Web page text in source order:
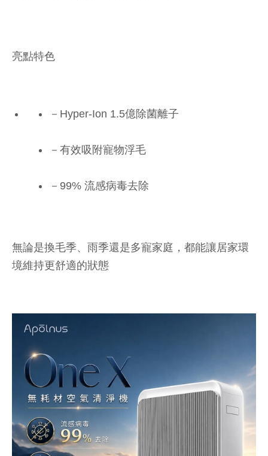
亮點特色
－Hyper-Ion 1.5億除菌離子
－有效吸附寵物浮毛
－99% 流感病毒去除
無論是換毛季、雨季還是多寵家庭，都能讓居家環
境維持更舒適的狀態